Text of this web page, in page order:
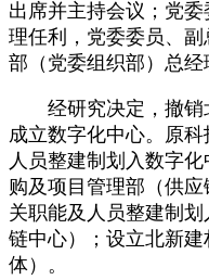
出席并主持会议；党
理任利，党委委员、
部（党委组织部）总经
经研究决定，撤销
成立数字化中心。原
人员整建制划入数字
购及项目管理部（供
关职能及人员整建制
链中心）；设立北新
体）。